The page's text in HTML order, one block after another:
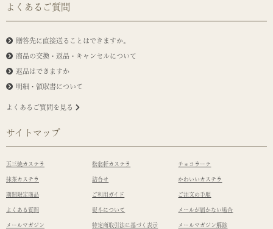
よくあるご質問
贈答先に直接送ることはできますか。
商品の交換・返品・キャンセルについて
返品はできますか
明細・領収書について
よくあるご質問を見る
サイトマップ
五三焼カステラ 松翁軒カステラ チョコラーテ
抹茶カステラ 詰合せ かわいいカステラ
期間限定商品 ご利用ガイド ご注文の手順
よくある質問 熨斗について メールが届かない場合
メールマガジン 特定商取引法に基づく表示 メールマガジン解除